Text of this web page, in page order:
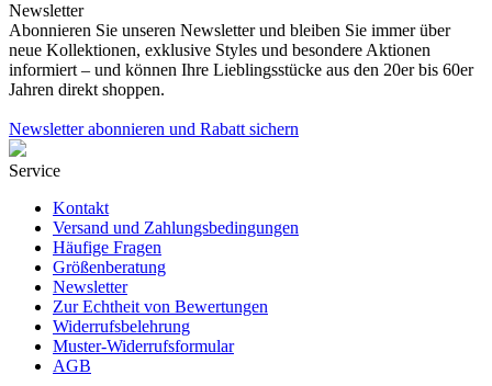
Newsletter
Abonnieren Sie unseren Newsletter und bleiben Sie immer über
neue Kollektionen, exklusive Styles und besondere Aktionen
informiert – und können Ihre Lieblingsstücke aus den 20er bis 60er
Jahren direkt shoppen.
Newsletter abonnieren und Rabatt sichern
Service
Kontakt
Versand und Zahlungsbedingungen
Häufige Fragen
Größenberatung
Newsletter
Zur Echtheit von Bewertungen
Widerrufsbelehrung
Muster-Widerrufsformular
AGB